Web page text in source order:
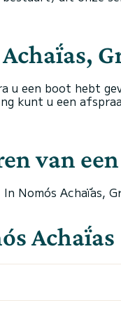
u een boot hebt
kunt u een
van
Nomós Achaḯas,
Achaḯas